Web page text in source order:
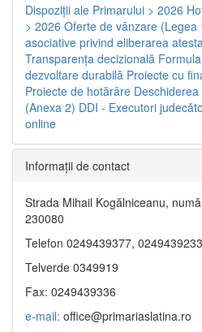
Dispoziţii ale Primarului > 2026
> 2026 Oferte de vânzare (Legea
asociative privind eliberarea
Transparenţa decizională
dezvoltare durabilă Proiecte cu
Proiecte de hotărâre
(Anexa 2) DDI - Executori
online
Informaţii de contact
Strada Mihail Kogălniceanu,
230080
Telefon 0249439377, 0249439233
Telverde 0349919
Fax: 0249439336
e-mail: office@primariaslatina.ro